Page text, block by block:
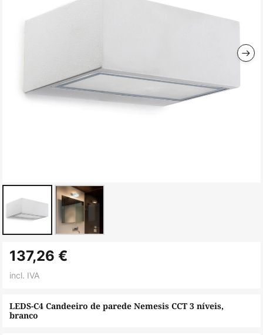
para
da
Galeria
LEDS-C4 Candeeiro de parede Nemesis CCT 3 níveis,
branco
137,26 €
incl. IVA